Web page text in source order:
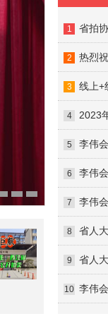
1 省拍协组织
2 热烈祝贺我公
3 线上+线下
4 2023年山
5 李伟会长出席山东省
6 李伟会长
7 李伟会长
8 省人大常委、
9 省人大常委、中拍
10 李伟会长到